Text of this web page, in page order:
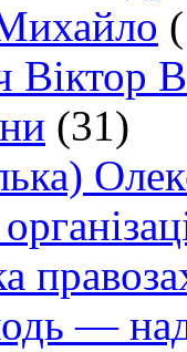
Віктор
(31)
—